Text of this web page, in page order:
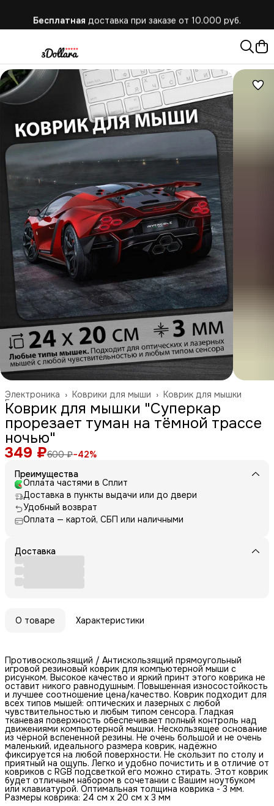
Бесплатная доставка при заказе от 10.000 руб.
Коврик для мышки
Коврики для мыши ›
Электроника ›
Главная
Коврик для мышки "Суперкар
прорезает туман на тёмной трассе
ночью"
349 ₽600 ₽−42%
Преимущества
Оплата частями в Сплит
Доставка в пункты выдачи или до двери
Удобный возврат
Оплата — картой, СБП или наличными
Доставка
О товаре Характеристики
Противоскользящий / Антискользящий прямоугольный
игровой резиновый коврик для компьютерной мыши с
рисунком. Высокое качество и яркий принт этого коврика не
оставит никого равнодушным. Повышенная износостойкость
и лучшее соотношение цена/качество. Коврик подходит для
всех типов мышей: оптических и лазерных с любой
чувствительностью и любым типом сенсора. Гладкая
тканевая поверхность обеспечивает полный контроль над
движениями компьютерной мышки. Нескользящее основание
из чёрной вспененной резины. Не очень большой и не очень
маленький, идеального размера коврик, надёжно
фиксируется на любой поверхности. Не скользит по столу и
приятный на ощупь. Легко и удобно почистить и в отличие от
ковриков с RGB подсветкой его можно стирать. Этот коврик
будет отличным набором в сочетании с Вашим ноутбуком
или клавиатурой. Оптимальная толщина коврика - 3 мм.
Размеры коврика: 24 см x 20 см x 3 мм